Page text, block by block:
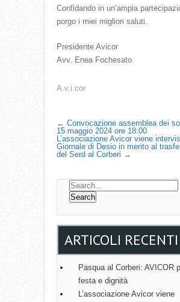
Confidando in un’ampia
porgo i miei migliori saluti.
Presidente Avicor
Avv. Enea Fochesato
A.v.i.cor
P
O
S
T
A
V
I
G
A
← Convocazione assemblea dei
15 maggio 2024 ore 18:00
L’associazione Avicor viene
Giornale di Desio in merito al
del Serd al Corberi →
ARTICOLI RECENTI
Pasqua al Corberi: AVICOR
festa e dignità
L’associazione Avicor viene